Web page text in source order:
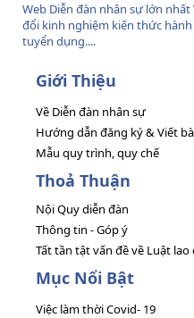
Web Diễn đàn nhân sự lớn
đổi kinh nghiệm kiến thức
tuyển dụng....
Giới Thiệu
Về Diễn đàn nhân sự
Hướng dẫn đăng ký & Viết
Mẫu quy trình, quy chế
Thoả Thuận
Nội Quy diễn đàn
Thông tin - Góp ý
Tất tần tật vấn đề về Luật lao
Mục Nổi Bật
Việc làm thời Covid- 19